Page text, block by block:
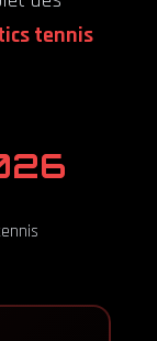
tennis